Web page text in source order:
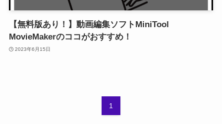
【無料版あり！】動画編集ソフトMiniTool
MovieMakerのココがおすすめ！
2023年6月15日
1